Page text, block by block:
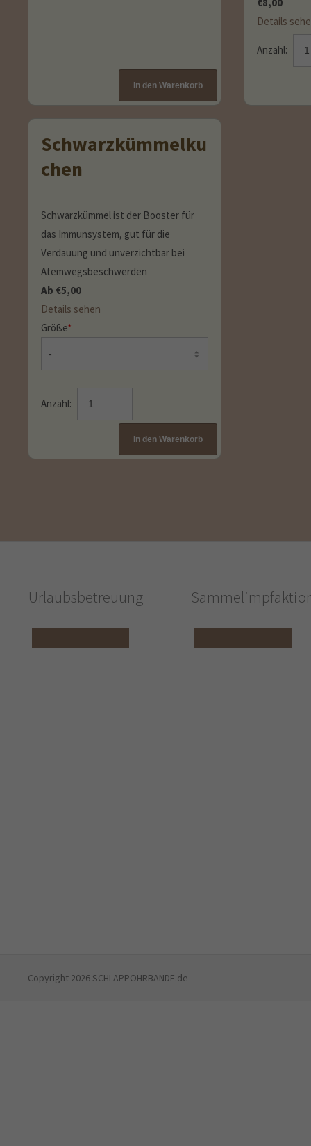
Details
Anzahl:
Schwarzkümmelku
chen
Schwarzkümmel ist der Booster für
das Immunsystem, gut für die
Verdauung und unverzichtbar bei
Atemwegsbeschwerden
Ab €5,00
Details sehen
Größe*
Anzahl:
Urlaubsbetreuung
Copyright 2026 SCHLAPPOHRBANDE.de